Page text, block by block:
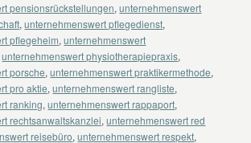
pensionsrückstellungen,unternehmenswert
,unternehmenswert pflegedienst,
pflegeheim,unternehmenswert
unternehmenswert physiotherapiepraxis,
porsche,unternehmenswert praktikermethode,
pro aktie,unternehmenswert rangliste,
ranking,unternehmenswert rappaport,
rechtsanwaltskanzlei,unternehmenswert red
reisebüro,unternehmenswert respekt,